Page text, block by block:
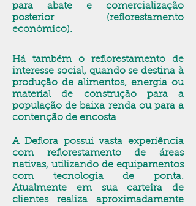
para abate e comercialização
posterior (reflorestamento
econômico).
Há também o reflorestamento de
interesse social, quando se destina à
produção de alimentos, energia ou
material de construção para a
população de baixa renda ou para a
contenção de encosta
A Deflora possui vasta experiência
com reflorestamento de áreas
nativas, utilizando de equipamentos
com tecnologia de ponta.
Atualmente em sua carteira de
clientes realiza aproximadamente